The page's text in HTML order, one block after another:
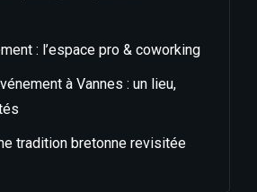
: l’espace pro & coworking
à Vannes : un lieu,
tradition bretonne revisitée